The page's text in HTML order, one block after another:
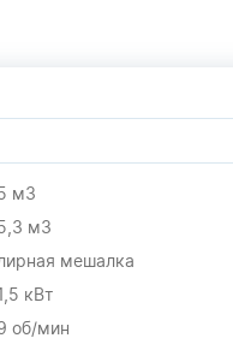
м3
м3
мешалка
кВт
об/мин